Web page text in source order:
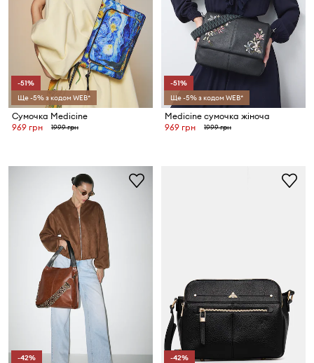
-51%
Ще -5% з кодом WEB*
Сумочка Medicine
969 грн
1999 грн
-51%
Ще -5% з кодом WEB*
Medicine сумочка жіноча
969 грн
1999 грн
-42%
-42%